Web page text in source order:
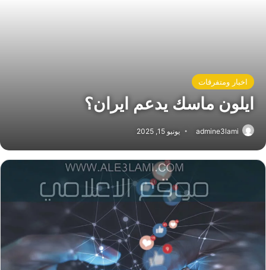
اخبار ومتفرقات
ايلون ماسك يدعم ايران؟
admine3lami يونيو 15, 2025